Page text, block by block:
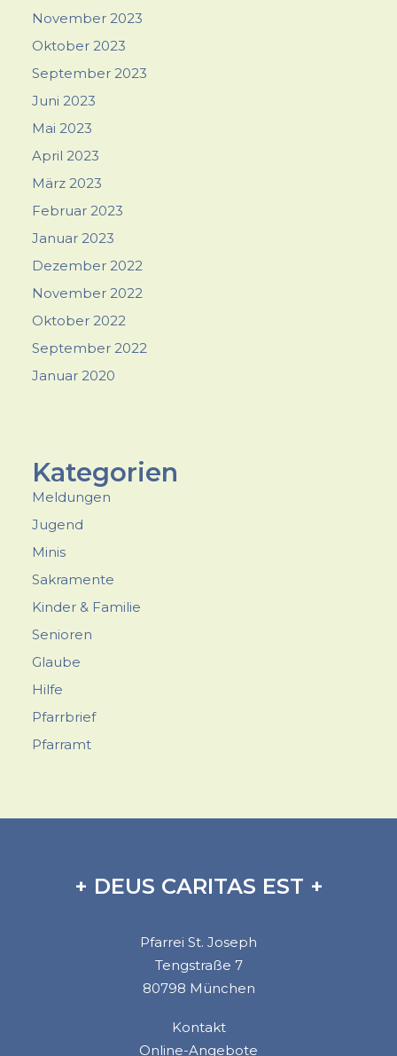
November 2023
Oktober 2023
September 2023
Juni 2023
Mai 2023
April 2023
März 2023
Februar 2023
Januar 2023
Dezember 2022
November 2022
Oktober 2022
September 2022
Januar 2020
Kategorien
Meldungen
Jugend
Minis
Sakramente
Kinder & Familie
Senioren
Glaube
Hilfe
Pfarrbrief
Pfarramt
+ DEUS CARITAS EST +
Pfarrei St. Joseph
Tengstraße 7
80798 München
Kontakt
Online-Angebote